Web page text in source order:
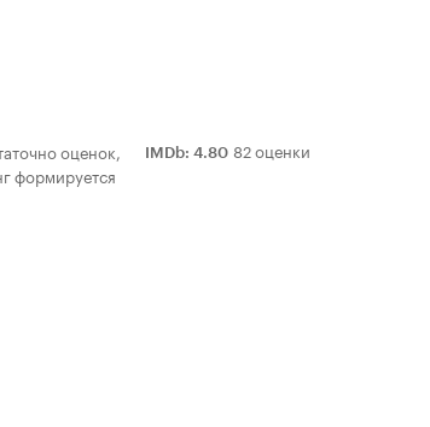
оценок,
формируется
IMDb: 4.80 82 оценки